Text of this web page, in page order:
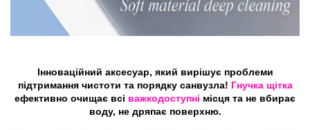
Інноваційний аксесуар, який вирішує проблеми
підтримання чистоти та порядку санвузла! Гнучка щітка
ефективно очищає всі важкодоступні місця та не вбирає
воду, не дряпає поверхню.